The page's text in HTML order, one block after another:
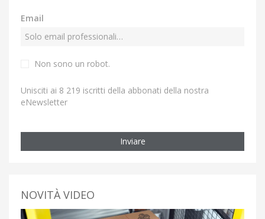
Email
Non sono un robot.
Unisciti ai 8 219 iscritti della abbonati della nostra
eNewsletter
Inviare
NOVITÀ VIDEO